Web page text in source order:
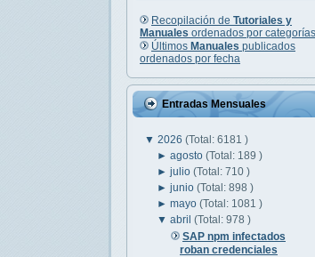
Recopilación de Tutoriales y
Manuales ordenados por categorías
Últimos Manuales publicados
ordenados por fecha
Entradas Mensuales
▼ 2026 (Total: 6181 )
►agosto(Total: 189 )
►julio(Total: 710 )
►junio(Total: 898 )
►mayo(Total: 1081 )
▼abril(Total: 978 )
SAP npm infectados
roban credenciales